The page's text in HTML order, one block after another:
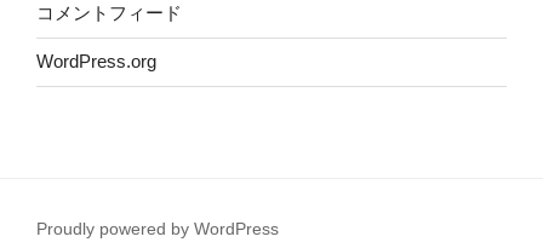
コメントフィード
WordPress.org
Proudly powered by WordPress